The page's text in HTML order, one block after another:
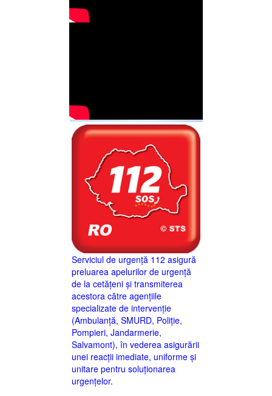
Serviciul de urgență 112 asigură
preluarea apelurilor de urgență
de la cetățeni și transmiterea
acestora către agențiile
specializate de intervenție
(Ambulanță, SMURD, Poliție,
Pompieri, Jandarmerie,
Salvamont), în vederea asigurării
unei reacții imediate, uniforme și
unitare pentru soluționarea
urgențelor.